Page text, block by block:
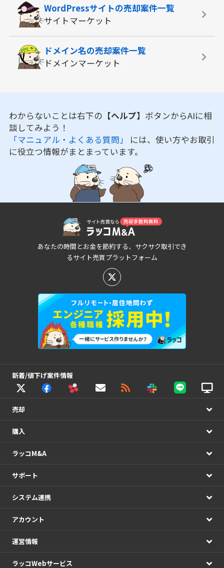
WordPressサイトの売却案件一覧
サイトマーケット
ドメイン名の売却案件一覧
ドメインマーケット
わからないことは右下の 【ヘルプ】 ボタンからAIに相
談してみよう！
「マニュアル・よくある質問」 には、使い方やお取引
に役立つ情報がまとまっています。
あなたの時間とお金を節約する、サクサク取引でき
るサイト売買プラットフォーム
新着/値下げ案件情報
売却
購入
ラッコM&A
サポート
システム連携
アカウント
運営情報
ラッコWebサービス